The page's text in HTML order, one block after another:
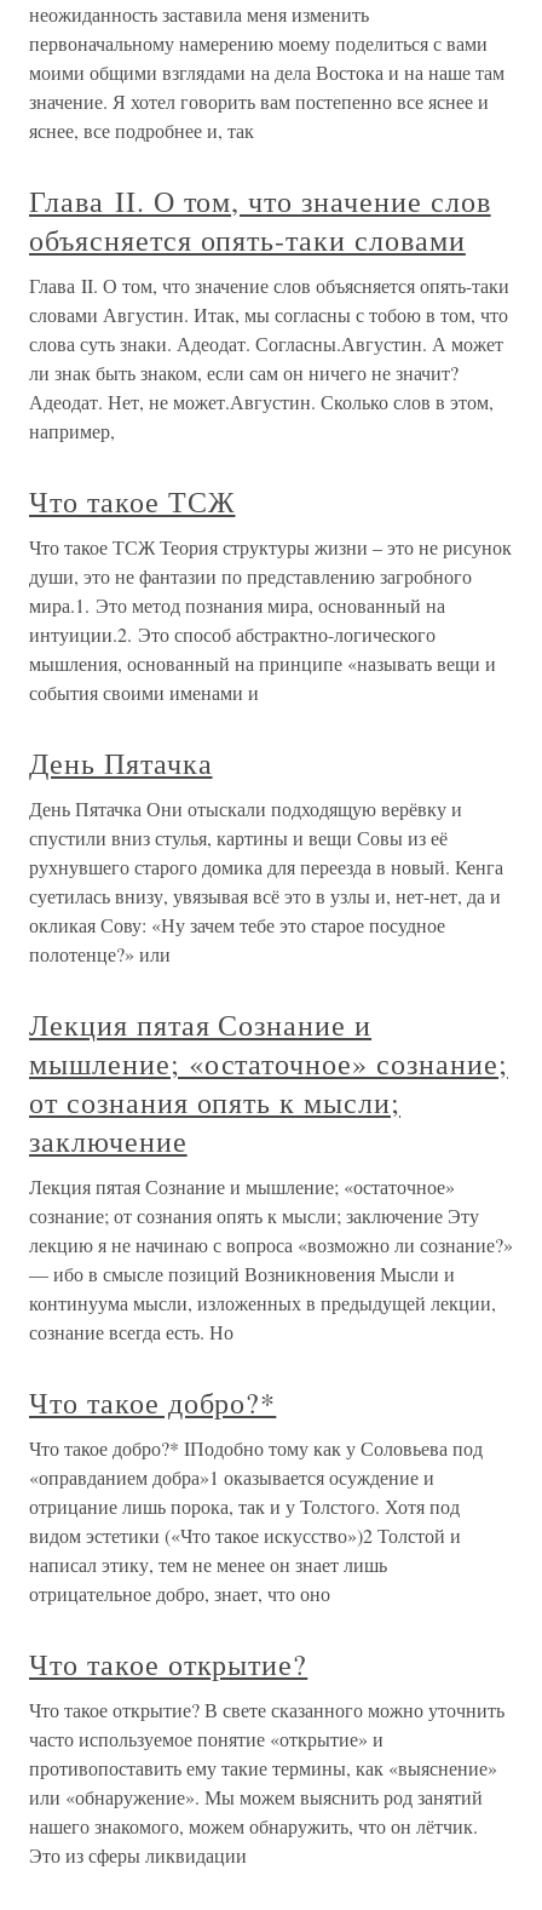
неожиданность заставила меня изменить
первоначальному намерению моему поделиться с вами
моими общими взглядами на дела Востока и на наше там
значение. Я хотел говорить вам постепенно все яснее и
яснее, все подробнее и, так
Глава II. О том, что значение слов
объясняется опять-таки словами
Глава II. О том, что значение слов объясняется опять-таки
словами Августин. Итак, мы согласны с тобою в том, что
слова суть знаки. Адеодат. Согласны.Августин. А может
ли знак быть знаком, если сам он ничего не значит?
Адеодат. Нет, не может.Августин. Сколько слов в этом,
например,
Что такое ТСЖ
Что такое ТСЖ Теория структуры жизни – это не рисунок
души, это не фантазии по представлению загробного
мира.1. Это метод познания мира, основанный на
интуиции.2. Это способ абстрактно-логического
мышления, основанный на принципе «называть вещи и
события своими именами и
День Пятачка
День Пятачка Они отыскали подходящую верёвку и
спустили вниз стулья, картины и вещи Совы из её
рухнувшего старого домика для переезда в новый. Кенга
суетилась внизу, увязывая всё это в узлы и, нет-нет, да и
окликая Сову: «Ну зачем тебе это старое посудное
полотенце?» или
Лекция пятая Сознание и
мышление; «остаточное» сознание;
от сознания опять к мысли;
заключение
Лекция пятая Сознание и мышление; «остаточное»
сознание; от сознания опять к мысли; заключение Эту
лекцию я не начинаю с вопроса «возможно ли сознание?»
— ибо в смысле позиций Возникновения Мысли и
континуума мысли, изложенных в предыдущей лекции,
сознание всегда есть. Но
Что такое добро?*
Что такое добро?* IПодобно тому как у Соловьева под
«оправданием добра»1 оказывается осуждение и
отрицание лишь порока, так и у Толстого. Хотя под
видом эстетики («Что такое искусство»)2 Толстой и
написал этику, тем не менее он знает лишь
отрицательное добро, знает, что оно
Что такое открытие?
Что такое открытие? В свете сказанного можно уточнить
часто используемое понятие «открытие» и
противопоставить ему такие термины, как «выяснение»
или «обнаружение». Мы можем выяснить род занятий
нашего знакомого, можем обнаружить, что он лётчик.
Это из сферы ликвидации